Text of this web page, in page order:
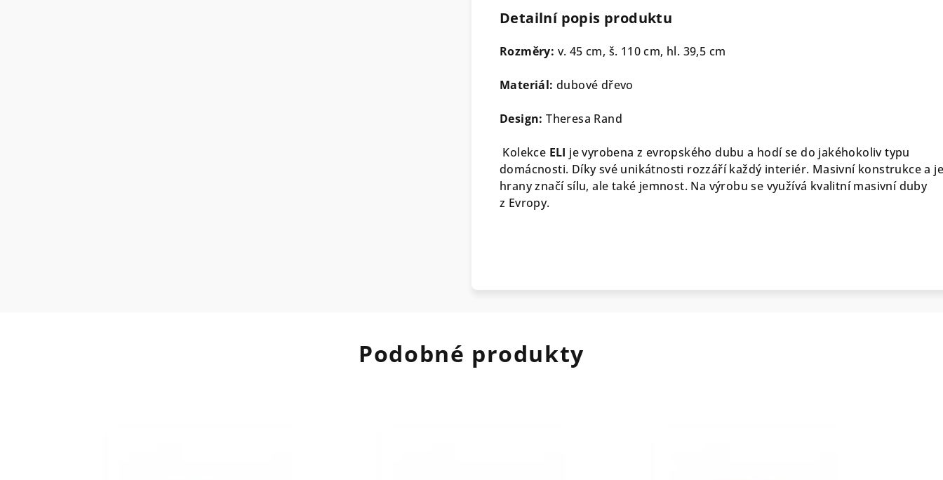
Detailní popis produktu
Rozměry: v. 45 cm, š. 110 cm, hl. 39,5 cm
Materiál: dubové dřevo
Design:Theresa Rand
Kolekce ELI je vyrobena z evropského dubu a hodí se do jakéhokoliv typu
domácnosti. Díky své unikátnosti rozzáří každý interiér. Masivní konstrukce a
hrany značí sílu, ale také jemnost. Na výrobu se využívá kvalitní masivní duby
z Evropy.
Podobné produkty